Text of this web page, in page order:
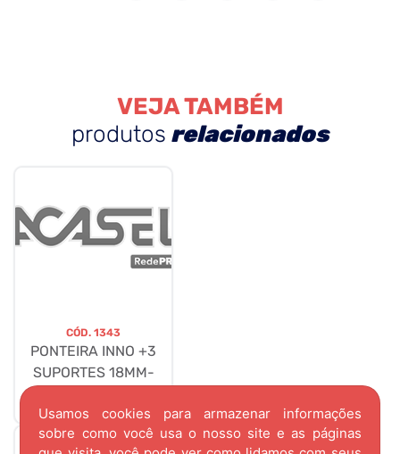
Usamos cookies para armazenar informações
sobre como você usa o nosso site e as páginas
VEJA TAMBÉM
produtos relacionados
CÓD. 1343
PONTEIRA INNO +3
SUPORTES 18MM-